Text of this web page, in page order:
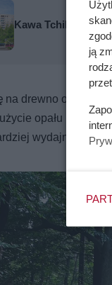
Kawa Tchibo w
na drewno o
opału i
wydajnym i
ją